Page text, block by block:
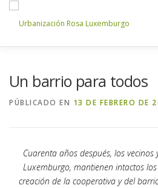
contenido
Un barrio para todos
PÚBLICADO EN 13 DE FEBRERO DE
Cuarenta años después, los vecinos
Luxemburgo, mantienen intactos
creación de la cooperativa y del